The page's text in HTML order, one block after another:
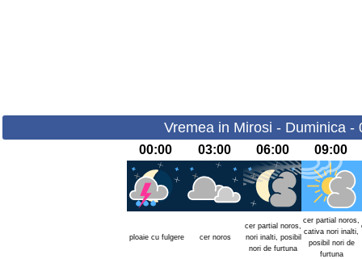
Vremea in Mirosi - Duminica -
00:00 03:00 06:00 09:00
ploaie cu fulgere cer noros
cer partial noros,
nori inalti, posibil
nori de furtuna
cer partial noros,
cativa nori inalti,
posibil nori de
furtuna